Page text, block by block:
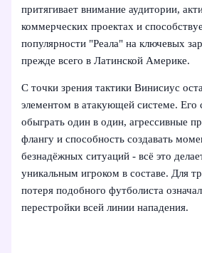
притягивает внимание аудитории,
коммерческих проектах и
популярности "Реала" на ключевых
прежде всего в Латинской Америке.
С точки зрения тактики Винисиус
элементом в атакующей системе. Его
обыграть один в один, агрессивные
флангу и способность создавать
безнадёжных ситуаций - всё это
уникальным игроком в составе. Для
потеря подобного футболиста
перестройки всей линии нападения.